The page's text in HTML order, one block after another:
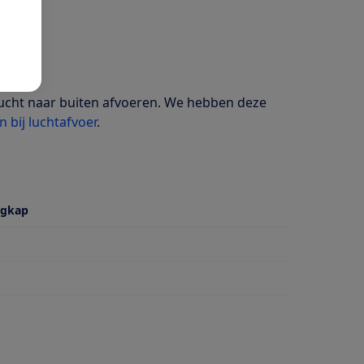
naar buiten afvoeren. We hebben deze
bij luchtafvoer.